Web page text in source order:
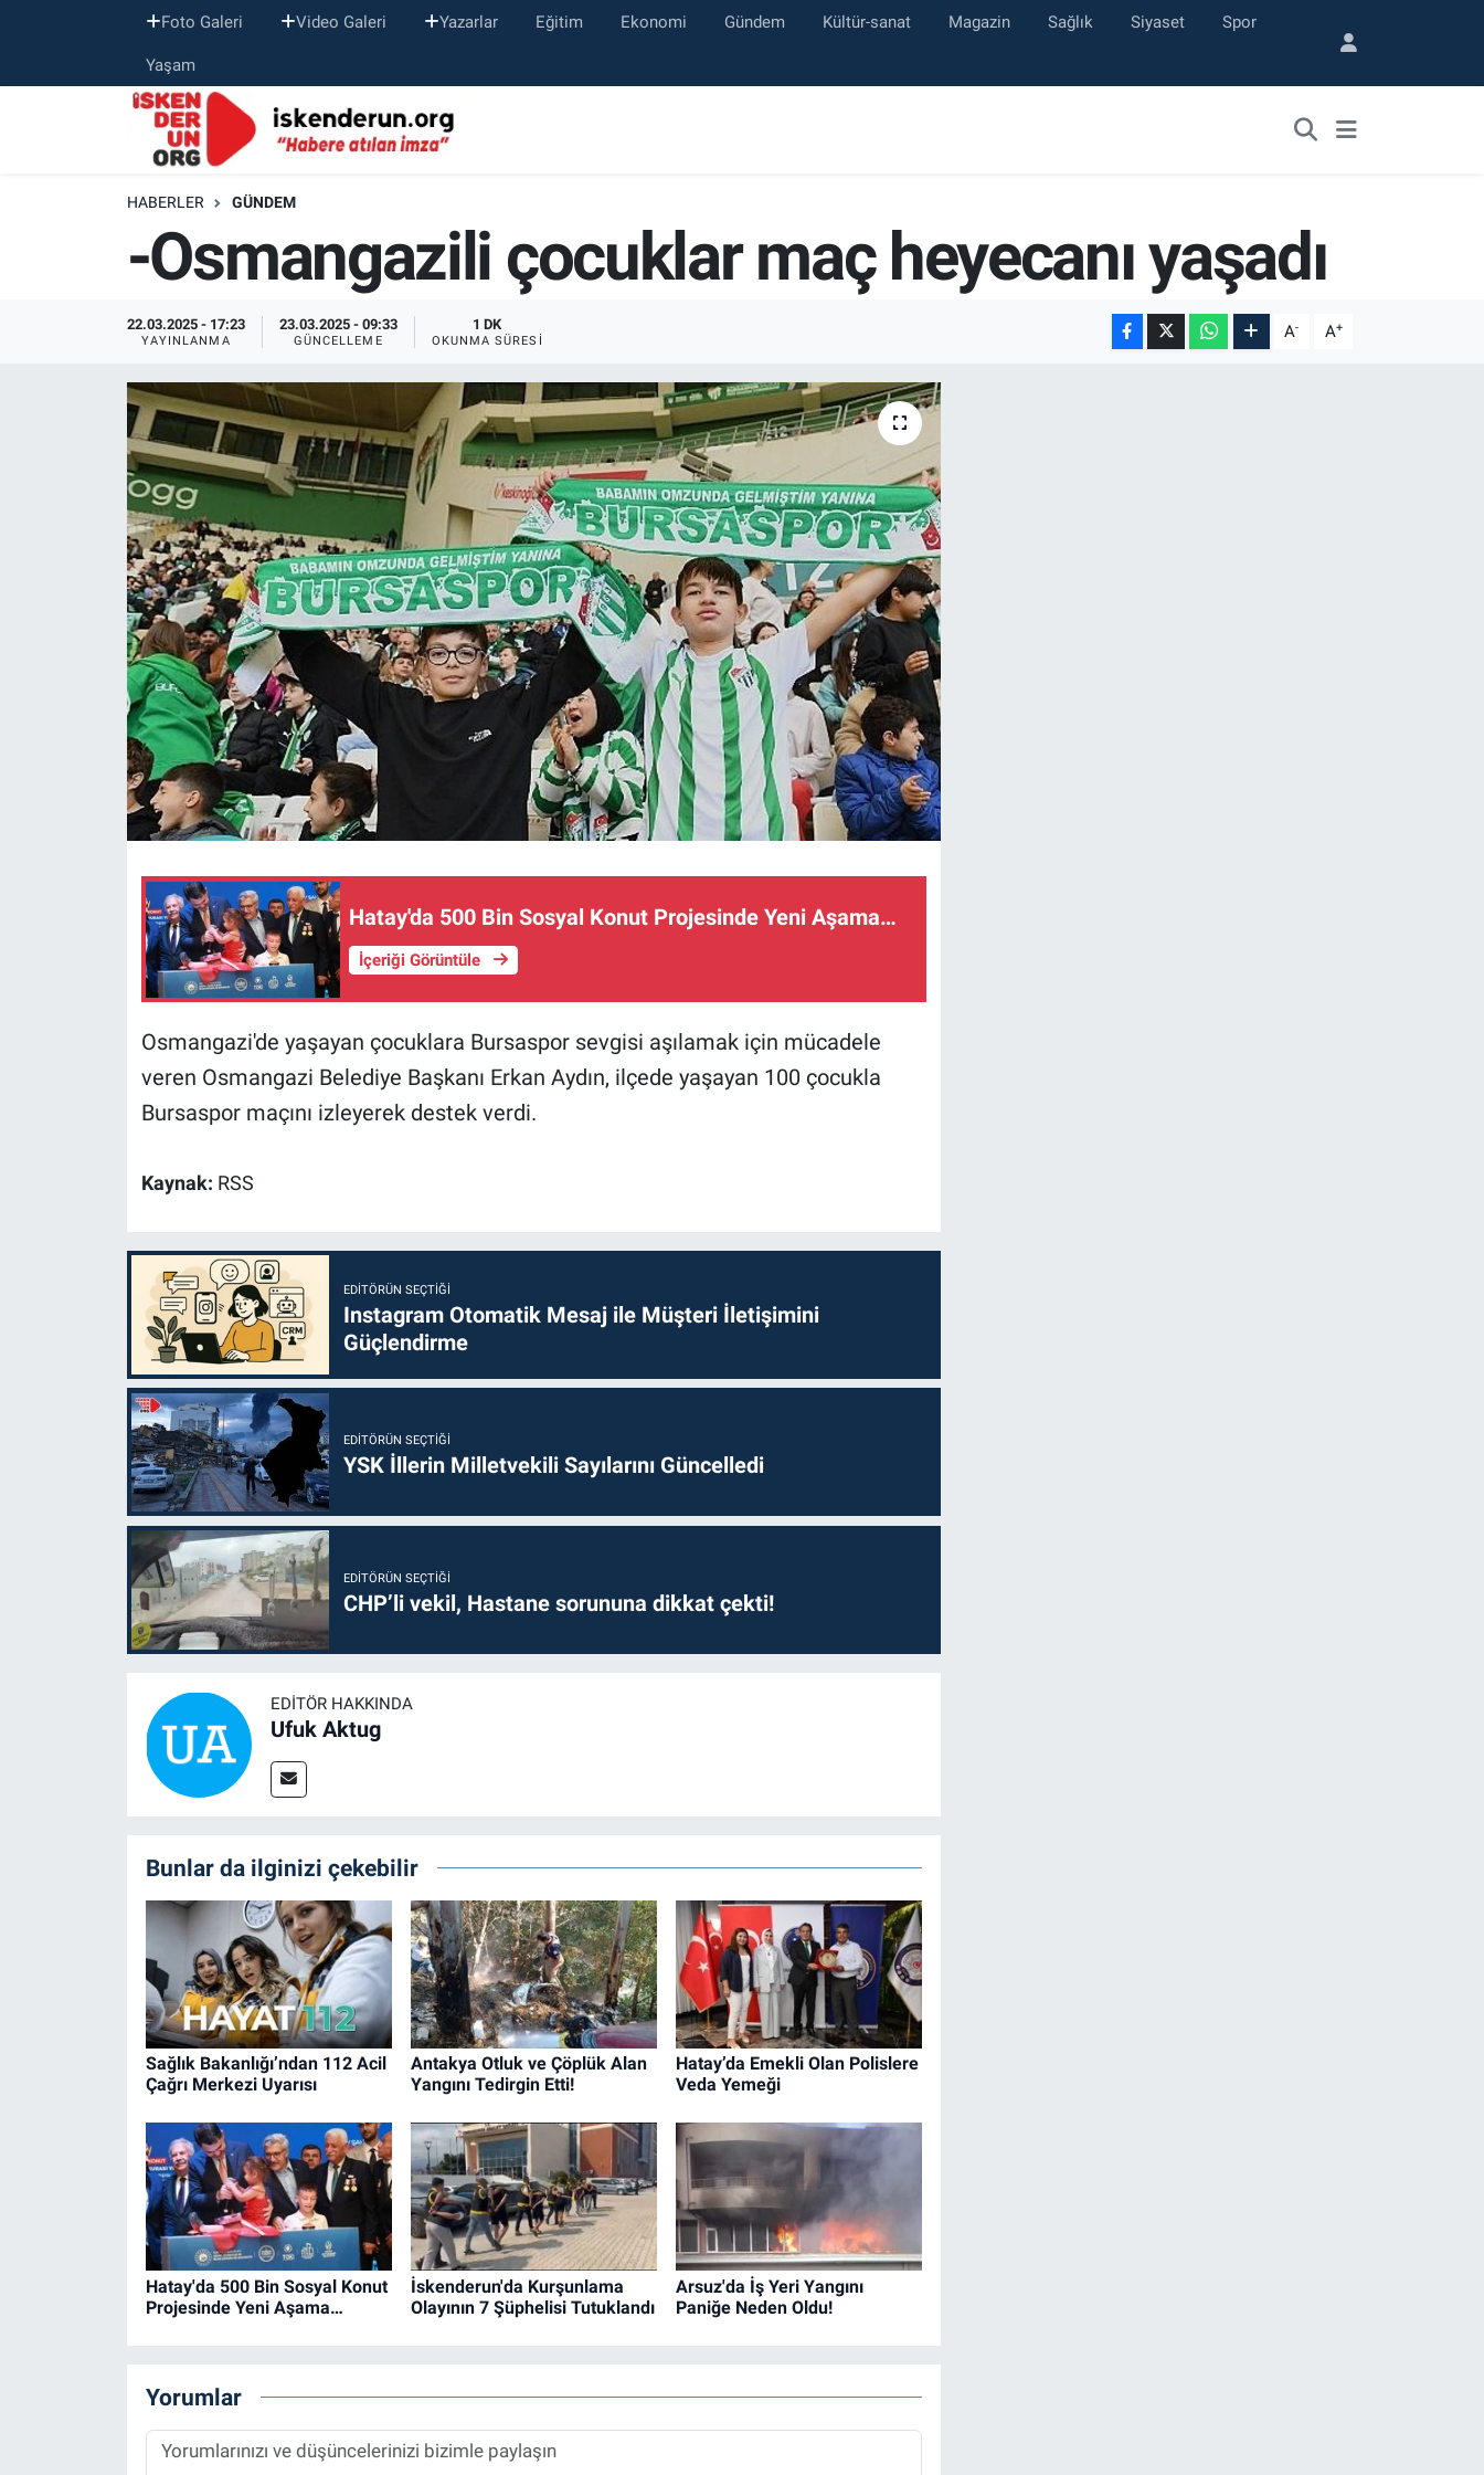
Foto Galeri Video Galeri Yazarlar Eğitim Ekonomi Gündem Kültür-sanat Magazin Sağlık Siyaset Spor
Yaşam
HABERLER GÜNDEM
-Osmangazili çocuklar maç heyecanı yaşadı
22.03.2025 - 17:23
YAYINLANMA
23.03.2025 - 09:33
GÜNCELLEME
1 DK
OKUNMA SÜRESI A- A+
Hatay'da 500 Bin Sosyal Konut Projesinde Yeni Aşama…
İçeriği Görüntüle
Osmangazi'de yaşayan çocuklara Bursaspor sevgisi aşılamak için mücadele
veren Osmangazi Belediye Başkanı Erkan Aydın, ilçede yaşayan 100 çocukla
Bursaspor maçını izleyerek destek verdi.
Kaynak: RSS
EDITÖRÜN SEÇTIĞI
Instagram Otomatik Mesaj ile Müşteri İletişimini
Güçlendirme
EDITÖRÜN SEÇTIĞI
YSK İllerin Milletvekili Sayılarını Güncelledi
EDITÖRÜN SEÇTIĞI
CHP’li vekil, Hastane sorununa dikkat çekti!
EDITÖR HAKKINDA
Ufuk Aktug
Bunlar da ilginizi çekebilir
Sağlık Bakanlığı’ndan 112 Acil
Çağrı Merkezi Uyarısı
Antakya Otluk ve Çöplük Alan
Yangını Tedirgin Etti!
Hatay’da Emekli Olan Polislere
Veda Yemeği
Hatay'da 500 Bin Sosyal Konut
Projesinde Yeni Aşama…
İskenderun'da Kurşunlama
Olayının 7 Şüphelisi Tutuklandı
Arsuz'da İş Yeri Yangını
Paniğe Neden Oldu!
Yorumlar